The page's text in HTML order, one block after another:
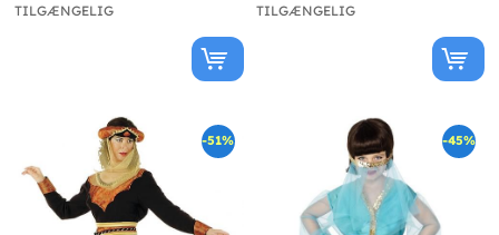
TILGÆNGELIG TILGÆNGELIG
-51% -45%